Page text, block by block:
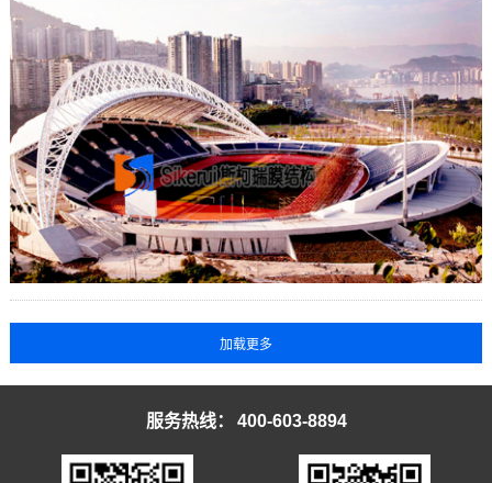
服务热线： 400-603-8894